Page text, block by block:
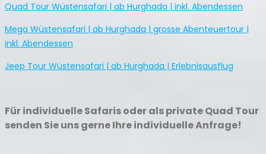
Quad Tour Wüstensafari | ab Hurghada | inkl. Abendessen
Mega Wüstensafari | ab Hurghada | grosse Abenteuertour |
inkl. Abendessen
Jeep Tour Wüstensafari | ab Hurghada | Erlebnisausflug
Für individuelle Safaris oder als private Quad Tour
senden Sie uns gerne Ihre individuelle Anfrage!